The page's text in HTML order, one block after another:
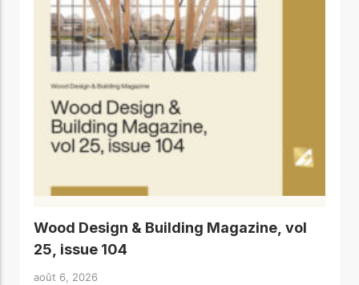
Wood Design & Building Magazine, vol
25, issue 104
août 6, 2026